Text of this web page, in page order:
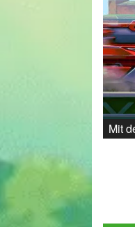
Mit